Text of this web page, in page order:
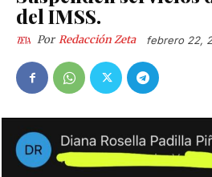
del IMSS.
Por Redacción Zeta febrero 22,